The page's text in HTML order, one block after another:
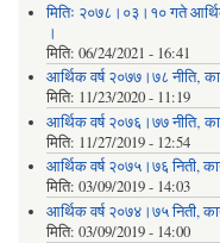
मितिः २०७८।०३।१० गते
।
मिति: 06/24/2021 - 16:41
आर्थिक वर्ष २०७७।७८ नीति‚
मिति: 11/23/2020 - 11:19
आर्थिक वर्ष २०७६।७७ नीति‚
मिति: 11/27/2019 - 12:54
आर्थिक वर्ष २०७५।७६ निती,
मिति: 03/09/2019 - 14:03
आर्थिक वर्ष २०७४।७५ निती,
मिति: 03/09/2019 - 14:00